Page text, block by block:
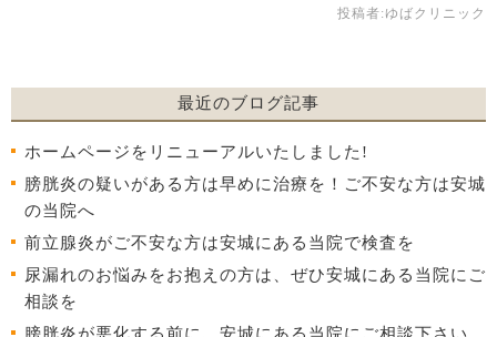
投稿者: ゆばクリニック
最近のブログ記事
ホームページをリニューアルいたしました!
膀胱炎の疑いがある方は早めに治療を！ご不安な方は安城
の当院へ
前立腺炎がご不安な方は安城にある当院で検査を
尿漏れのお悩みをお抱えの方は、ぜひ安城にある当院にご
相談を